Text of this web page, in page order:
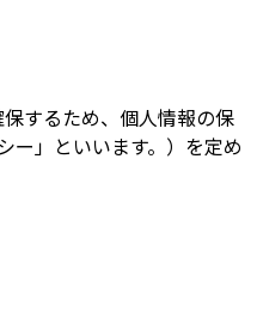
するため、個人情報の保
ー」といいます。）を定め